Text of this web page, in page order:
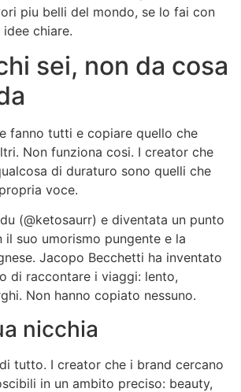
piu belli del mondo, se lo fai con
chiare.
sei, non da cosa
fanno tutti e copiare quello che
Non funziona cosi. I creator che
di duraturo sono quelli che
voce.
(@ketosaurr) e diventata un punto
suo umorismo pungente e la
Jacopo Becchetti ha inventato
di raccontare i viaggi: lento,
Non hanno copiato nessuno.
nicchia
tutto. I creator che i brand cercano
in un ambito preciso: beauty,